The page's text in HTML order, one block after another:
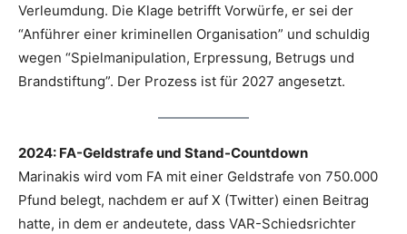
Verleumdung. Die Klage betrifft Vorwürfe, er sei der
“Anführer einer kriminellen Organisation” und schuldig
wegen “Spielmanipulation, Erpressung, Betrugs und
Brandstiftung”. Der Prozess ist für 2027 angesetzt.
2024: FA-Geldstrafe und Stand-Countdown
Marinakis wird vom FA mit einer Geldstrafe von 750.000
Pfund belegt, nachdem er auf X (Twitter) einen Beitrag
hatte, in dem er andeutete, dass VAR-Schiedsrichter